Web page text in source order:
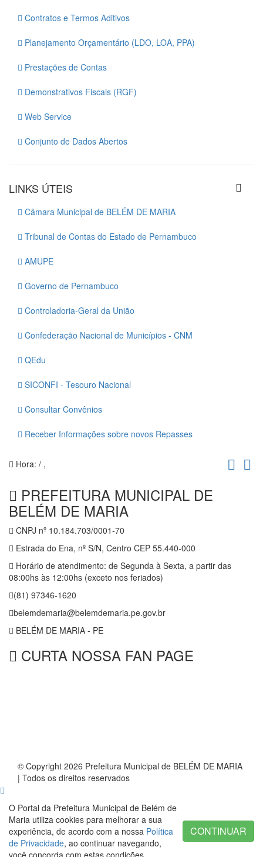
Contratos e Termos Aditivos
Planejamento Orçamentário (LDO, LOA, PPA)
Prestações de Contas
Demonstrativos Fiscais (RGF)
Web Service
Conjunto de Dados Abertos
LINKS ÚTEIS
Câmara Municipal de BELÉM DE MARIA
Tribunal de Contas do Estado de Pernambuco
AMUPE
Governo de Pernambuco
Controladoria-Geral da União
Confederação Nacional de Municípios - CNM
QEdu
SICONFI - Tesouro Nacional
Consultar Convênios
Receber Informações sobre novos Repasses
Hora: / ,
PREFEITURA MUNICIPAL DE
BELÉM DE MARIA
CNPJ nº 10.184.703/0001-70
Estrada do Ena, nº S/N, Centro CEP 55.440-000
Horário de atendimento: de Segunda à Sexta, a partir das
08:00hs às 12:00hs (exceto nos feriados)
(81) 97346-1620
belemdemaria@belemdemaria.pe.gov.br
BELÉM DE MARIA - PE
CURTA NOSSA FAN PAGE
© Copyright 2026 Prefeitura Municipal de BELÉM DE MARIA
| Todos os direitos reservados
O Portal da Prefeitura Municipal de Belém de
Maria utiliza cookies para melhorar a sua
experiência, de acordo com a nossa Política
de Privacidade, ao continuar navegando,
CONTINUAR